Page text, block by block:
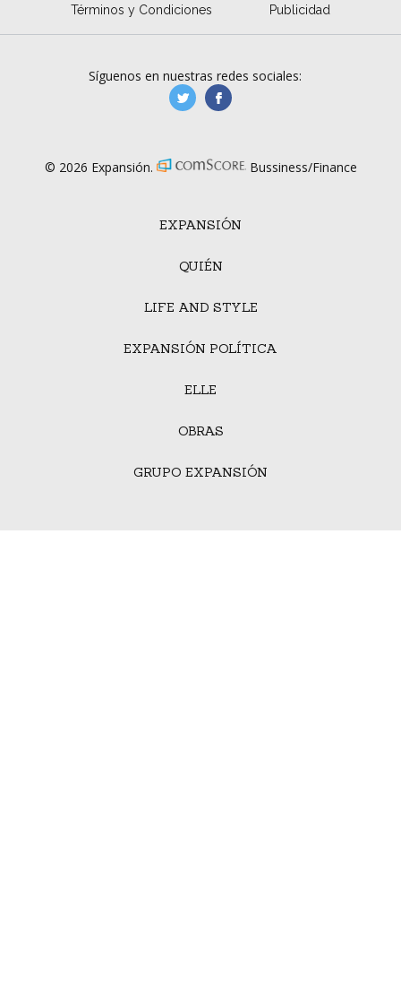
Términos y Condiciones Publicidad
EXPANSIÓN
QUIÉN
LIFE AND STYLE
EXPANSIÓN POLÍTICA
ELLE
OBRAS
GRUPO EXPANSIÓN
Síguenos en nuestras redes sociales:
manufacturaGE
© 2026 Expansión. Bussiness/Finance